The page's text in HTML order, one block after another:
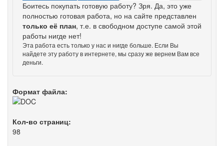
Боитесь покупать готовую работу? Зря. Да, это уже
полностью готовая работа, но на сайте представлен
только её план, т.е. в свободном доступе самой этой
работы нигде нет!
Эта работа есть только у нас и нигде больше. Если Вы
найдете эту работу в интернете, мы сразу же вернем Вам все
деньги.
Формат файла:
Кол-во страниц:
98